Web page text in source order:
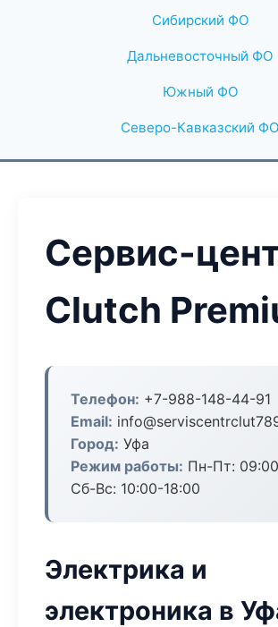
Сибирский ФО
Дальневосточный ФО
Южный ФО
Северо-Кавказский ФО
Сервис-
Clutch
Телефон: +7-988-148-44-91
Email:
Город: Уфа
Режим работы: Пн-Пт:
Сб-Вс: 10:00-18:00
Электрика и
электроника в